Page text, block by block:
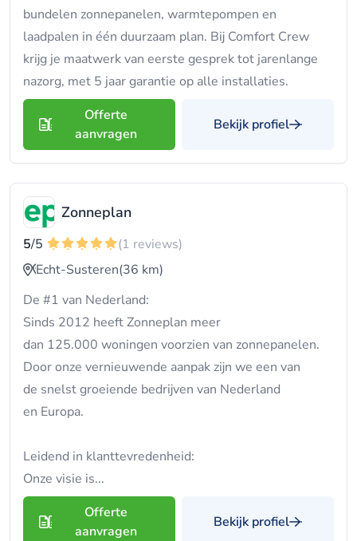
bundelen zonnepanelen, warmtepompen en
laadpalen in één duurzaam plan. Bij Comfort Crew
krijg je maatwerk van eerste gesprek tot jarenlange
nazorg, met 5 jaar garantie op alle installaties.
Offerte
aanvragen
Bekijk profiel
Zonneplan
5/5
(1 reviews)
Echt-Susteren(36 km)
De #1 van Nederland:
Sinds 2012 heeft Zonneplan meer
dan 125.000 woningen voorzien van zonnepanelen.
Door onze vernieuwende aanpak zijn we een van
de snelst groeiende bedrijven van Nederland
en Europa.
Leidend in klanttevredenheid:
Onze visie is...
Offerte
aanvragen
Bekijk profiel